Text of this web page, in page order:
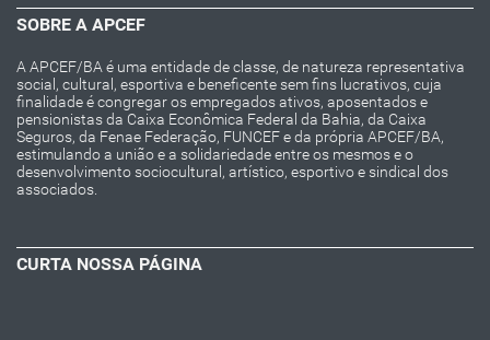
SOBRE A APCEF
A APCEF/BA é uma entidade de classe, de natureza representativa
social, cultural, esportiva e beneficente sem fins lucrativos, cuja
finalidade é congregar os empregados ativos, aposentados e
pensionistas da Caixa Econômica Federal da Bahia, da Caixa
Seguros, da Fenae Federação, FUNCEF e da própria APCEF/BA,
estimulando a união e a solidariedade entre os mesmos e o
desenvolvimento sociocultural, artístico, esportivo e sindical dos
associados.
CURTA NOSSA PÁGINA